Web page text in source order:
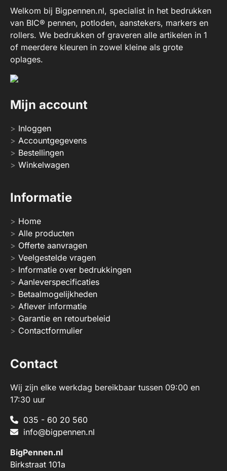
Welkom bij Bigpennen.nl, specialist in het bedrukken
van BIC® pennen, potloden, aanstekers, markers en
rollers. We bedrukken of graveren alle artikelen in 1
of meerdere kleuren in zowel kleine als grote
oplages.
Mijn account
Inloggen
Accountgegevens
Bestellingen
Winkelwagen
Informatie
Home
Alle producten
Offerte aanvragen
Veelgestelde vragen
Informatie over bedrukkingen
Aanleverspecificaties
Betaalmogelijkheden
Aflever informatie
Garantie en retourbeleid
Contactformulier
Contact
Wij zijn elke werkdag bereikbaar tussen 09:00 en
17:30 uur
035 - 60 20 560
info@bigpennen.nl
BigPennen.nl
Birkstraat 101a